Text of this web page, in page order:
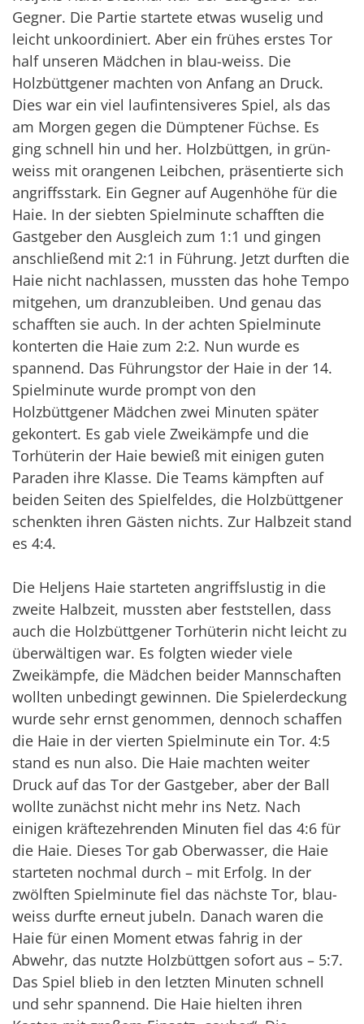
Gegner. Die Partie startete etwas wuselig und
leicht unkoordiniert. Aber ein frühes erstes Tor
half unseren Mädchen in blau-weiss. Die
Holzbüttgener machten von Anfang an Druck.
Dies war ein viel laufintensiveres Spiel, als das
am Morgen gegen die Dümptener Füchse. Es
ging schnell hin und her. Holzbüttgen, in grün-
weiss mit orangenen Leibchen, präsentierte sich
angriffsstark. Ein Gegner auf Augenhöhe für die
Haie. In der siebten Spielminute schafften die
Gastgeber den Ausgleich zum 1:1 und gingen
anschließend mit 2:1 in Führung. Jetzt durften die
Haie nicht nachlassen, mussten das hohe Tempo
mitgehen, um dranzubleiben. Und genau das
schafften sie auch. In der achten Spielminute
konterten die Haie zum 2:2. Nun wurde es
spannend. Das Führungstor der Haie in der 14.
Spielminute wurde prompt von den
Holzbüttgener Mädchen zwei Minuten später
gekontert. Es gab viele Zweikämpfe und die
Torhüterin der Haie bewieß mit einigen guten
Paraden ihre Klasse. Die Teams kämpften auf
beiden Seiten des Spielfeldes, die Holzbüttgener
schenkten ihren Gästen nichts. Zur Halbzeit stand
es 4:4.
Die Heljens Haie starteten angriffslustig in die
zweite Halbzeit, mussten aber feststellen, dass
auch die Holzbüttgener Torhüterin nicht leicht zu
überwältigen war. Es folgten wieder viele
Zweikämpfe, die Mädchen beider Mannschaften
wollten unbedingt gewinnen. Die Spielerdeckung
wurde sehr ernst genommen, dennoch schaffen
die Haie in der vierten Spielminute ein Tor. 4:5
stand es nun also. Die Haie machten weiter
Druck auf das Tor der Gastgeber, aber der Ball
wollte zunächst nicht mehr ins Netz. Nach
einigen kräftezehrenden Minuten fiel das 4:6 für
die Haie. Dieses Tor gab Oberwasser, die Haie
starteten nochmal durch – mit Erfolg. In der
zwölften Spielminute fiel das nächste Tor, blau-
weiss durfte erneut jubeln. Danach waren die
Haie für einen Moment etwas fahrig in der
Abwehr, das nutzte Holzbüttgen sofort aus – 5:7.
Das Spiel blieb in den letzten Minuten schnell
und sehr spannend. Die Haie hielten ihren